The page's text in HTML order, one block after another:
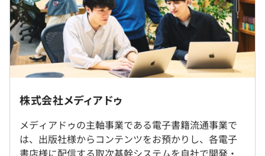
＜学習のための取り組み＞
書籍購入や研修費用負担のほか、社内外向け勉強会の開催
を開催しています。
＜エンジニアの成長支援＞
・資格取得支援
・書籍購入支援
受動喫煙防止措置に関する事項
・従業員に対する受動喫煙対策：あり
対策内容：屋内原則禁煙（喫煙室あり）
◆交通費（上限4万円）
◆宿泊費（支給対象者は別途社内規定による）
インターンシップのため、昇給・昇格はありません
前年度 男性4人 女性2人
2年度前 男性6人 女性4人
3年度前 男性6人 女性3人
平均勤続年数
6.0年
研修の有無及び内容
内定者研修／新入社員研修／フォローアップ研修／新卒技
株式会社メディアドゥ
メディアドゥの主軸事業である電子書籍流通事業で
は、出版社様からコンテンツをお預かりし、各電子